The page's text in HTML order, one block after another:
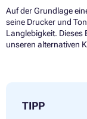
Auf der Grundlage
seine Drucker und
Langlebigkeit. Dieses
unseren alternativen
TIPP